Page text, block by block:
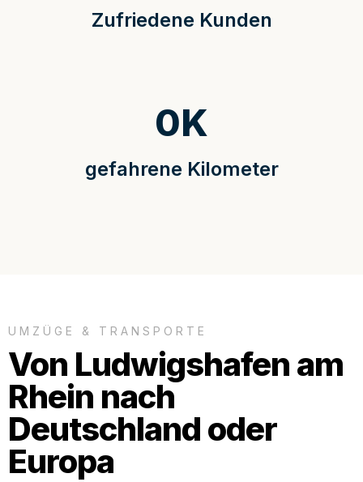
Zufriedene Kunden
gefahrene Kilometer
0K
UMZÜGE & TRANSPORTE
Von Ludwigshafen am
Rhein nach
Deutschland oder
Europa